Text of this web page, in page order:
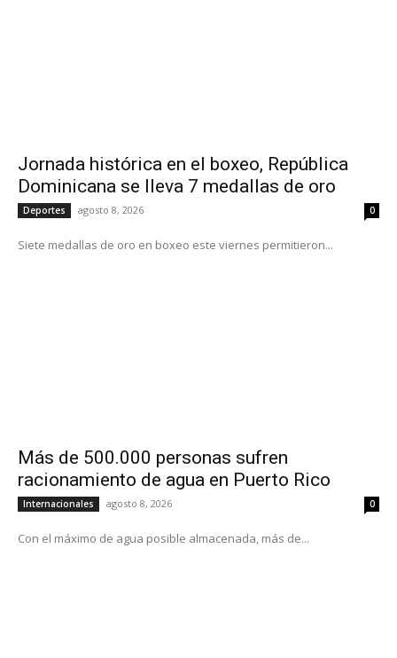
Jornada histórica en el boxeo, República
Dominicana se lleva 7 medallas de oro
Deportes agosto 8, 2026 0
Siete medallas de oro en boxeo este viernes permitieron...
Más de 500.000 personas sufren
racionamiento de agua en Puerto Rico
Internacionales agosto 8, 2026 0
Con el máximo de agua posible almacenada, más de...